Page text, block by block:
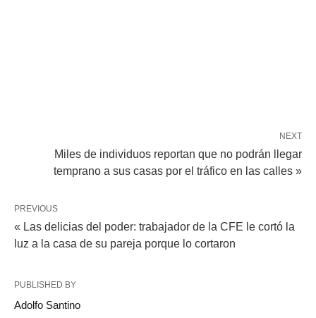
NEXT
Miles de individuos reportan que no podrán llegar
temprano a sus casas por el tráfico en las calles »
PREVIOUS
« Las delicias del poder: trabajador de la CFE le cortó la
luz a la casa de su pareja porque lo cortaron
PUBLISHED BY
Adolfo Santino